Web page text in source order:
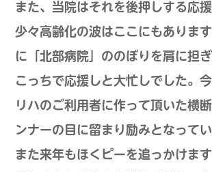
また、当院はそれを後押しする応援
少々高齢化の波はここにもありま
に「北部病院」ののぼりを肩に担
こっちで応援しと大忙しでした。
リハのご利用者に作って頂いた横
ンナーの目に留まり励みとなってい
また来年もほくピーを追っかけま